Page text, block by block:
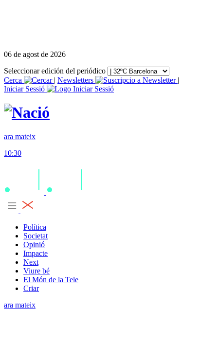
06 de agost de 2026
Seleccionar edición del periódico
Cerca
| Newsletters
|
Iniciar Sessió
ara mateix
10:30
Política
Societat
Opinió
Impacte
Next
Viure bé
El Món de la Tele
Criar
ara mateix